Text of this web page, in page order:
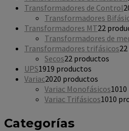
Transformadores de Control
Transformadores
Transformadores MT22
Transformadores de
Transformadores trifásicos2
Secos22 productos
UPS1919 productos
Variac2020 productos
Variac Monofásicos10
Variac Trifásicos1010
Categorías